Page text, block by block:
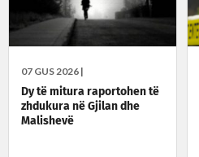
07 GUS 2026 |
Dy të mitura raportohen të
zhdukura në Gjilan dhe
Malishevë